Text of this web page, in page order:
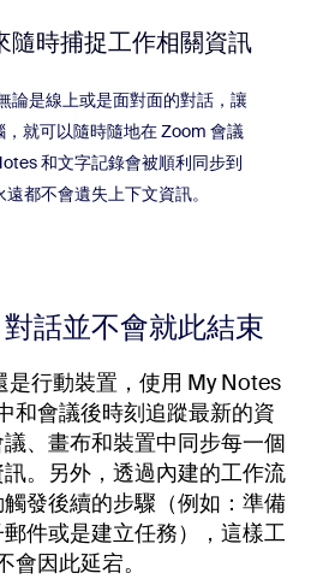
隨時捕捉工作相關資訊
論是線上或是面對面的對話，讓
就可以隨時隨地在 Zoom 會議
和文字記錄會被順利同步到
都不會遺失上下文資訊。
話並不會就此結束
是行動裝置，使用 My Notes
和會議後時刻追蹤最新的資
、畫布和裝置中同步每一個
。另外，透過內建的工作流
發後續的步驟（例如：準備
件或是建立任務），這樣工
會因此延宕。